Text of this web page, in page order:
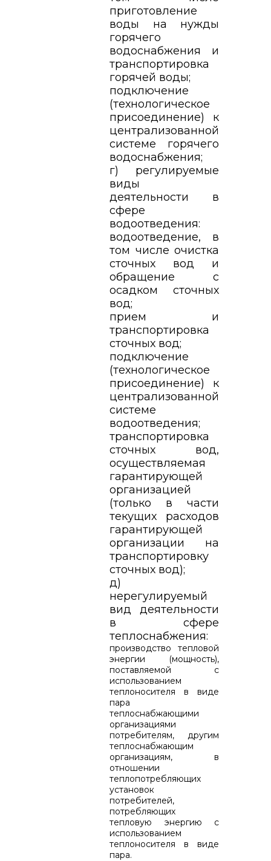
приготовление
воды на нужды
горячего
водоснабжения и
транспортировка
горячей воды;
подключение
(технологическое
присоединение) к
централизованной
системе горячего
водоснабжения;
г) регулируемые
виды
деятельности в
сфере
водоотведения:
водоотведение, в
том числе очистка
сточных вод и
обращение с
осадком сточных
вод;
прием и
транспортировка
сточных вод;
подключение
(технологическое
присоединение) к
централизованной
системе
водоотведения;
транспортировка
сточных вод,
осуществляемая
гарантирующей
организацией
(только в части
текущих расходов
гарантирующей
организации на
транспортировку
сточных вод);
д)
нерегулируемый
вид деятельности
в сфере
теплоснабжения:
производство тепловой
энергии (мощность),
поставляемой с
использованием
теплоносителя в виде
пара
теплоснабжающими
организациями
потребителям, другим
теплоснабжающим
организациям, в
отношении
теплопотребляющих
установок
потребителей,
потребляющих
тепловую энергию с
использованием
теплоносителя в виде
пара.